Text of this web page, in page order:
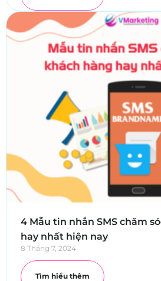
4 Mẫu tin nhắn SMS chăm
hay nhất hiện nay
8 Tháng 7, 2024
Tìm hiểu thêm